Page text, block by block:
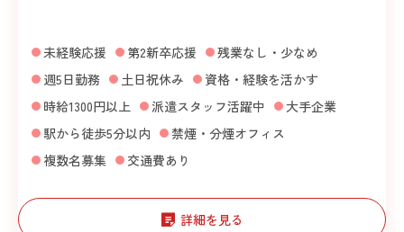
未経験応援 第2新卒応援
残業なし・少なめ
週5日勤務
土日祝休み
資格・経験を活かす
時給1300円以上
派遣スタッフ活躍中
大手企業
駅から徒歩5分以内
禁煙・分煙オフィス
複数名募集
交通費あり
詳細を見る